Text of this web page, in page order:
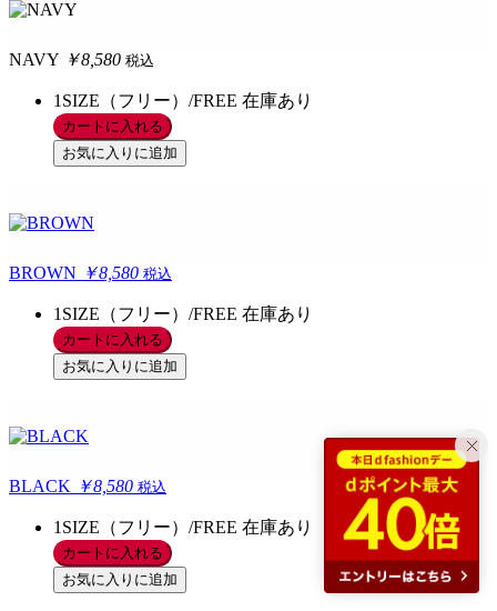
NAVY ￥8,580 税込
1SIZE（フリー）/FREE 在庫あり
カートに入れる
お気に入りに追加
BROWN ￥8,580 税込
1SIZE（フリー）/FREE 在庫あり
カートに入れる
お気に入りに追加
BLACK ￥8,580 税込
1SIZE（フリー）/FREE 在庫あり
カートに入れる
お気に入りに追加